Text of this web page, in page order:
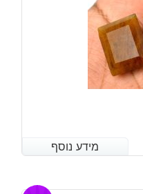
מידע נוסף
מידע נוסף